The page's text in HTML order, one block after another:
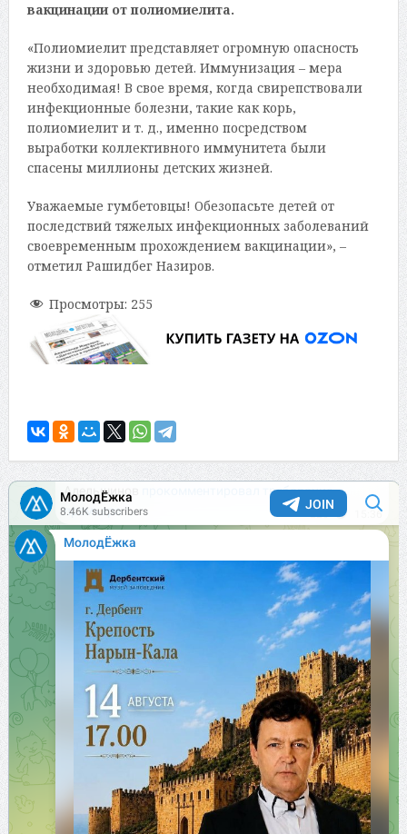
вакцинации от полиомиелита.
«Полиомиелит представляет огромную опасность
жизни и здоровью детей. Иммунизация – мера
необходимая! В свое время, когда свирепствовали
инфекционные болезни, такие как корь,
полиомиелит и т. д., именно посредством
выработки коллективного иммунитета были
спасены миллионы детских жизней.
Уважаемые гумбетовцы! Обезопасьте детей от
последствий тяжелых инфекционных заболеваний
своевременным прохождением вакцинации», –
отметил Рашидбег Назиров.
Просмотры: 255